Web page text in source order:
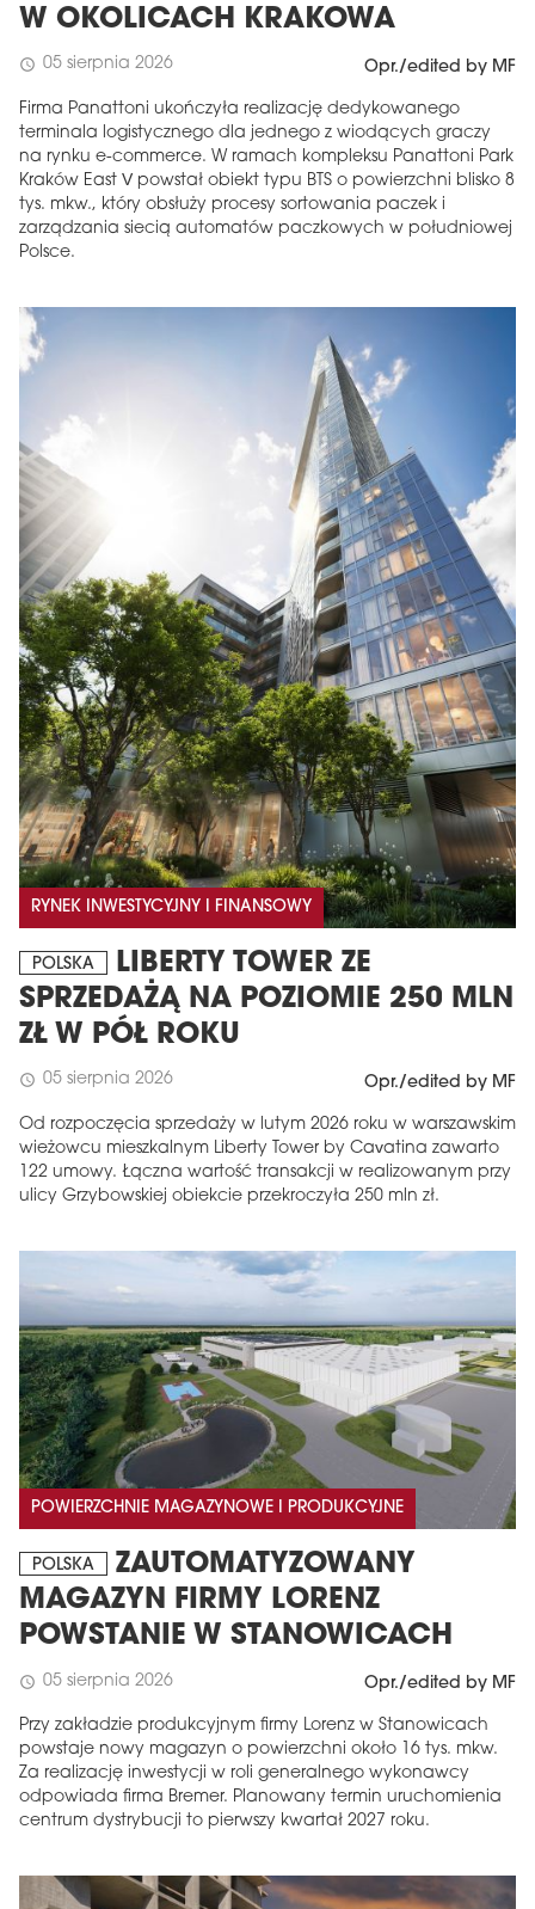
W OKOLICACH KRAKOWA
schedule 05 sierpnia 2026 Opr./edited by MF
Firma Panattoni ukończyła realizację dedykowanego
terminala logistycznego dla jednego z wiodących graczy
na rynku e-commerce. W ramach kompleksu Panattoni Park
Kraków East V powstał obiekt typu BTS o powierzchni blisko 8
tys. mkw., który obsłuży procesy sortowania paczek i
zarządzania siecią automatów paczkowych w południowej
Polsce.
RYNEK INWESTYCYJNY I FINANSOWY
POLSKA
LIBERTY TOWER ZE
SPRZEDAŻĄ NA POZIOMIE 250 MLN
ZŁ W PÓŁ ROKU
schedule 05 sierpnia 2026 Opr./edited by MF
Od rozpoczęcia sprzedaży w lutym 2026 roku w warszawskim
wieżowcu mieszkalnym Liberty Tower by Cavatina zawarto
122 umowy. Łączna wartość transakcji w realizowanym przy
ulicy Grzybowskiej obiekcie przekroczyła 250 mln zł.
POWIERZCHNIE MAGAZYNOWE I PRODUKCYJNE
POLSKA
ZAUTOMATYZOWANY
MAGAZYN FIRMY LORENZ
POWSTANIE W STANOWICACH
schedule 05 sierpnia 2026 Opr./edited by MF
Przy zakładzie produkcyjnym firmy Lorenz w Stanowicach
powstaje nowy magazyn o powierzchni około 16 tys. mkw.
Za realizację inwestycji w roli generalnego wykonawcy
odpowiada firma Bremer. Planowany termin uruchomienia
centrum dystrybucji to pierwszy kwartał 2027 roku.